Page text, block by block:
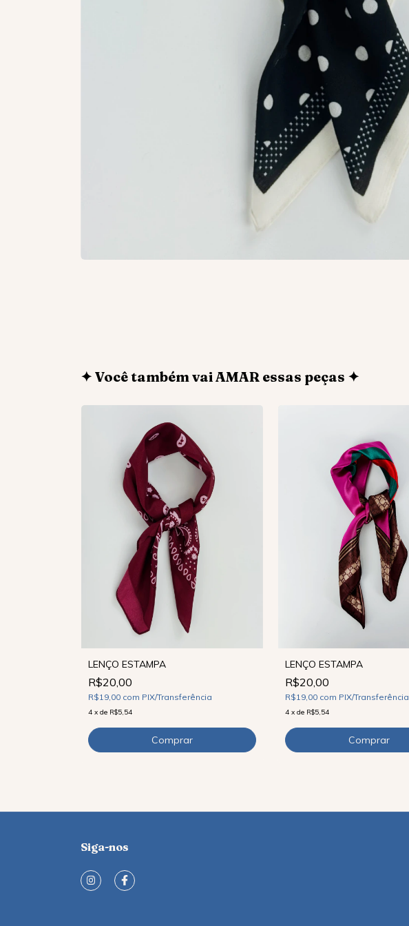
✦ Você também vai AMAR essas peças ✦
LENÇO ESTAMPA
R$20,00
R$19,00 com PIX/Transferência
4 x de R$5,54
LENÇO ESTAMPA
R$20,00
R$19,00 com PIX/Transferência
4 xde R$5,54
Siga-nos